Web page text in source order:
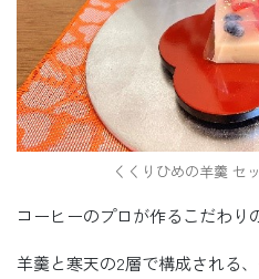
くくりひめの羊羹 セ
コーヒーのプロが作るこだわり
羊羹と寒天の2層で構成される